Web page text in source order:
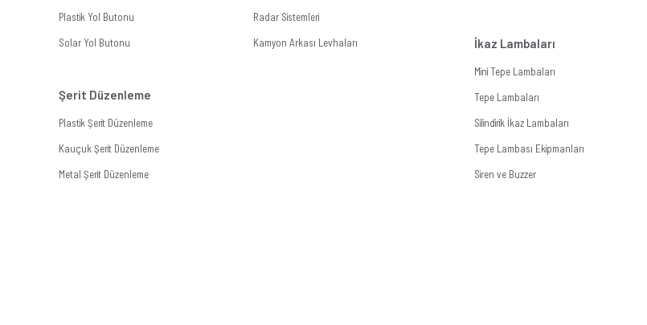
Plastik Yol Butonu
Solar Yol Butonu
Şerit Düzenleme
Plastik Şerit Düzenleme
Kauçuk Şerit Düzenleme
Metal Şerit Düzenleme
Radar Sistemleri
Kamyon Arkası Levhaları
İkaz Lambaları
Mini Tepe Lambaları
Tepe Lambaları
Silindirik İkaz Lambaları
Tepe Lambası Ekipmanları
Siren ve Buzzer